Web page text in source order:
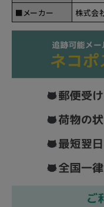
■メーカー
株式会